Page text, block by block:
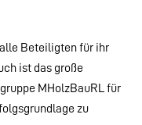
Beteiligten für ihr
ist das große
MHolzBauRL für
zu